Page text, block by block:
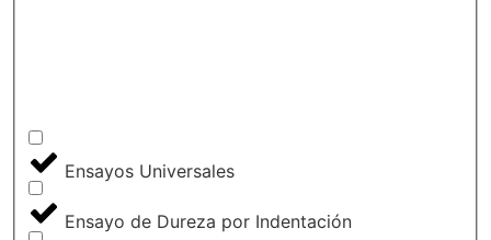
Ensayos Universales
Ensayo de Dureza por Indentación